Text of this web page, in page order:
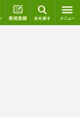
ログイン 新規登録